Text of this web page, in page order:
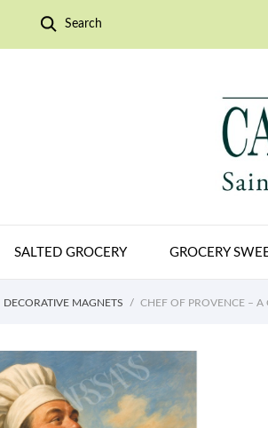
Search
SALTED GROCERY GROCERY
DECORATIVE MAGNETS CHEF OF PROVENCE – A